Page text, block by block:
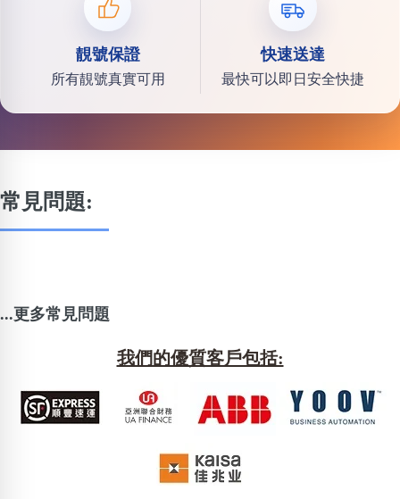
靚號保證
所有靚號真實可用
快速送達
最快可以即日安全快捷
常見問題:
...更多常見問題
我們的優質客戶包括: